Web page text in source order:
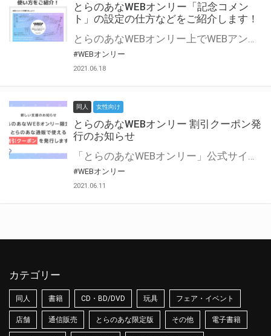
とらのあなWEBオンリー「記念コメン
ト」の設定の仕方などをご紹介します！
とらのあなWEBオンリー上でWEBアンソロジーが作成できる「記念コメント」について、その使い方や作成手順を解説します！ 支援タイプを「サークル参加型」「サークル参加型・マルシェ(イベント会場)機能付き」でお申し込みいただいている主催者様はぜひご活用ください♪ とらのあなWEBオンリーサイトはこちら
#WEBオンリー
2021.06.18
同人 女性向け
とらのあなWEBオンリー 割引クーポン発
行のお知らせ
「とらのあなWEBオンリー」公式サイトでとらのあな通販の「割引クーポン」を配布中！ イベントごとに開催当日限定で使える割引クーポンのシリアルコードを発行します。 とらのあなWEBオンリーのページをチェックして、イベント当日にお得にお買い物を楽しみましょう♪ ※本キャンペーンは予告なく終了する場合がございます。 とらのあなWEBオンリーサイトはこちら
#WEBオンリー
2021.06.11
カテゴリー
同人 書籍 CD・BD/DVD 玩具 フェア・イベント
店舗 通信販売 とらのあな限定版 その他 電子書籍